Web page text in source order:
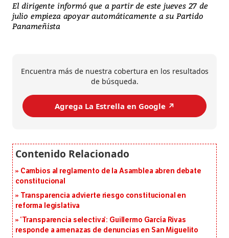
El dirigente informó que a partir de este jueves 27 de
julio empieza apoyar automáticamente a su Partido
Panameñista
Encuentra más de nuestra cobertura en los resultados
de búsqueda.
Agrega La Estrella en Google ↗️
Cambios al reglamento de la Asamblea abren debate
constitucional
Transparencia advierte riesgo constitucional en
reforma legislativa
‘Transparencia selectiva’: Guillermo García Rivas
responde a amenazas de denuncias en San Miguelito